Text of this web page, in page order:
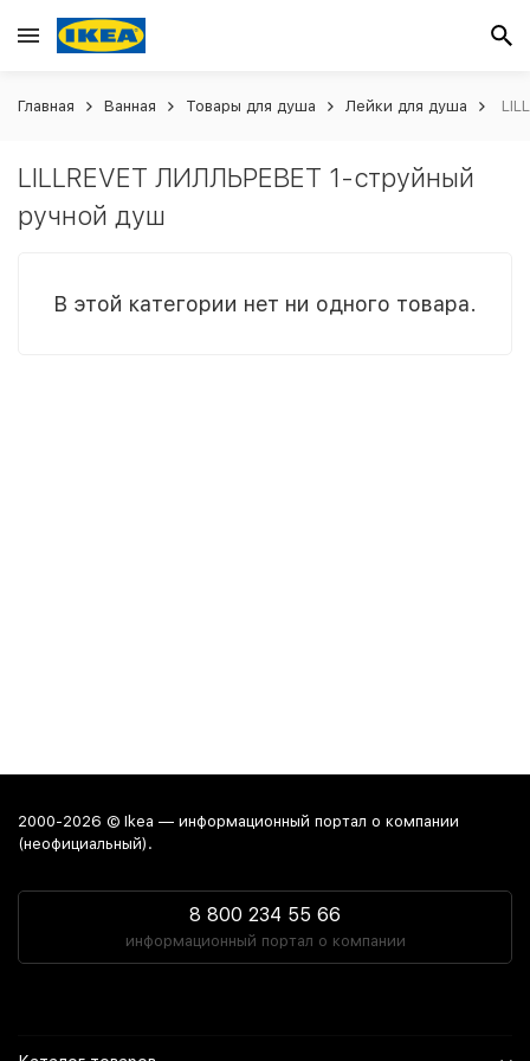
Главная Ванная Товары для душа Лейки для душа
LILLREVET ЛИЛЛЬРЕВЕТ 1-струйный
ручной душ
В этой категории нет ни одного товара.
2000-2026 © Ikea — информационный портал о компании
(неофициальный).
8 800 234 55 66
информационный портал о компании